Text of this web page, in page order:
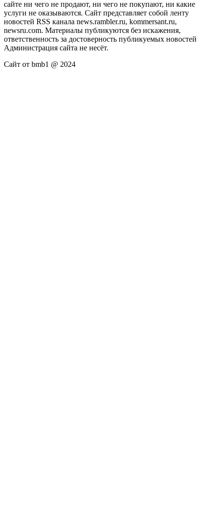
сайте ни чего не продают, ни чего не покупают, ни какие
услуги не оказываются. Сайт представляет собой ленту
новостей RSS канала news.rambler.ru, kommersant.ru,
newsru.com. Материалы публикуются без искажения,
ответственность за достоверность публикуемых новостей
Администрация сайта не несёт.
Сайт от bmb1 @ 2024